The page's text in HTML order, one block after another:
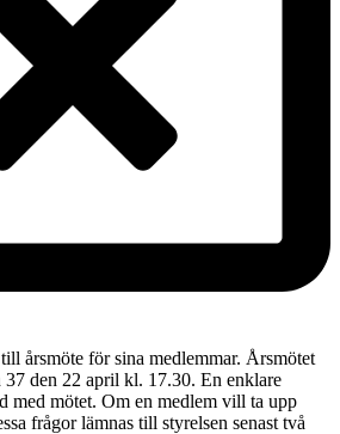
årsmöte för sina medlemmar. Årsmötet
37 den 22 april kl. 17.30. En enklare
med mötet. Om en medlem vill ta upp
frågor lämnas till styrelsen senast två